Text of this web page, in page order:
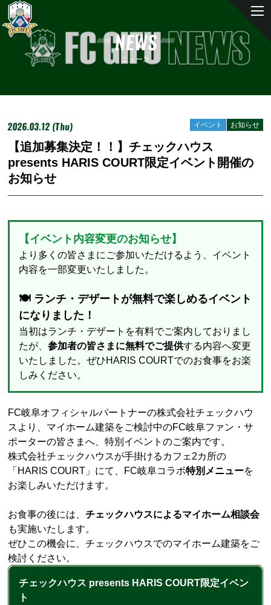
NEWS
ニュース
2026.03.12 (Thu) お知らせ
イベント
【追加募集決定！！】チェックハウス
presents HARIS COURT限定イベント開催の
お知らせ
【イベント内容変更のお知らせ】
より多くの皆さまにご参加いただけるよう、イベント
内容を一部変更いたしました。
🍽 ランチ・デザートが無料で楽しめるイベント
になりました！
当初はランチ・デザートを有料でご案内しておりまし
たが、参加者の皆さまに無料でご提供する内容へ変更
いたしました。ぜひHARIS COURTでのお食事をお楽
しみください。
FC岐阜オフィシャルパートナーの株式会社チェックハウ
スより、マイホーム建築をご検討中のFC岐阜ファン・サ
ポーターの皆さまへ、特別イベントのご案内です。
株式会社チェックハウスが手掛けるカフェ2カ所の
「HARIS COURT」にて、FC岐阜コラボ特別メニューを
お楽しみいただけます。
お食事の後には、チェックハウスによるマイホーム相談会
も実施いたします。
ぜひこの機会に、チェックハウスでのマイホーム建築をご
検討ください。
チェックハウス presents HARIS COURT限定イベン
ト